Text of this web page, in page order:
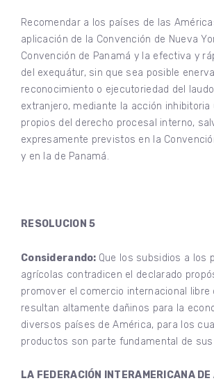
Recomendar a los países de las
aplicación de la Convención de Nueva
Convención de Panamá y la efectiva y
del exequátur, sin que sea posible
reconocimiento o ejecutoriedad del
extranjero, mediante la acción
propios del derecho procesal interno,
expresamente previstos en la
y en la de Panamá.
RESOLUCION 5
Considerando: Que los subsidios a los
agrícolas contradicen el declarado
promover el comercio internacional libre
resultan altamente dañinos para la
diversos países de América, para los
productos son parte fundamental de
LA FEDERACIÓN INTERAMERICANA DE